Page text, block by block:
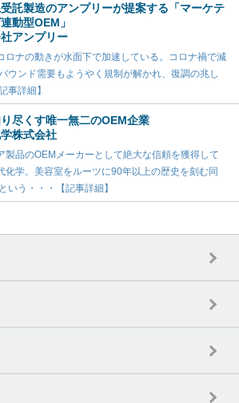
託製造のアンプリーが提案する「マーケテ
動型OEM」
アンプリー
ロナの動きが水面下で加速している。コロナ禍で減
ウンド需要もようやく規制が解かれ、復調の兆し
事詳細】
尽くす唯一無二のOEM企業
株式会社
製品のOEMメーカーとして絶大な信頼を獲得して
化学。美容室をルーツに90年以上の歴史を刻む同
いう・・・【記事詳細】